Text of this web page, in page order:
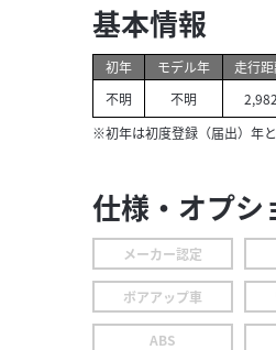
基本情報
初年
不明
モデル年
不明
走行
2,982
※初年は初度登録（届出）年
仕様・オプシ
メーカー認定
ボアアップ車
ABS